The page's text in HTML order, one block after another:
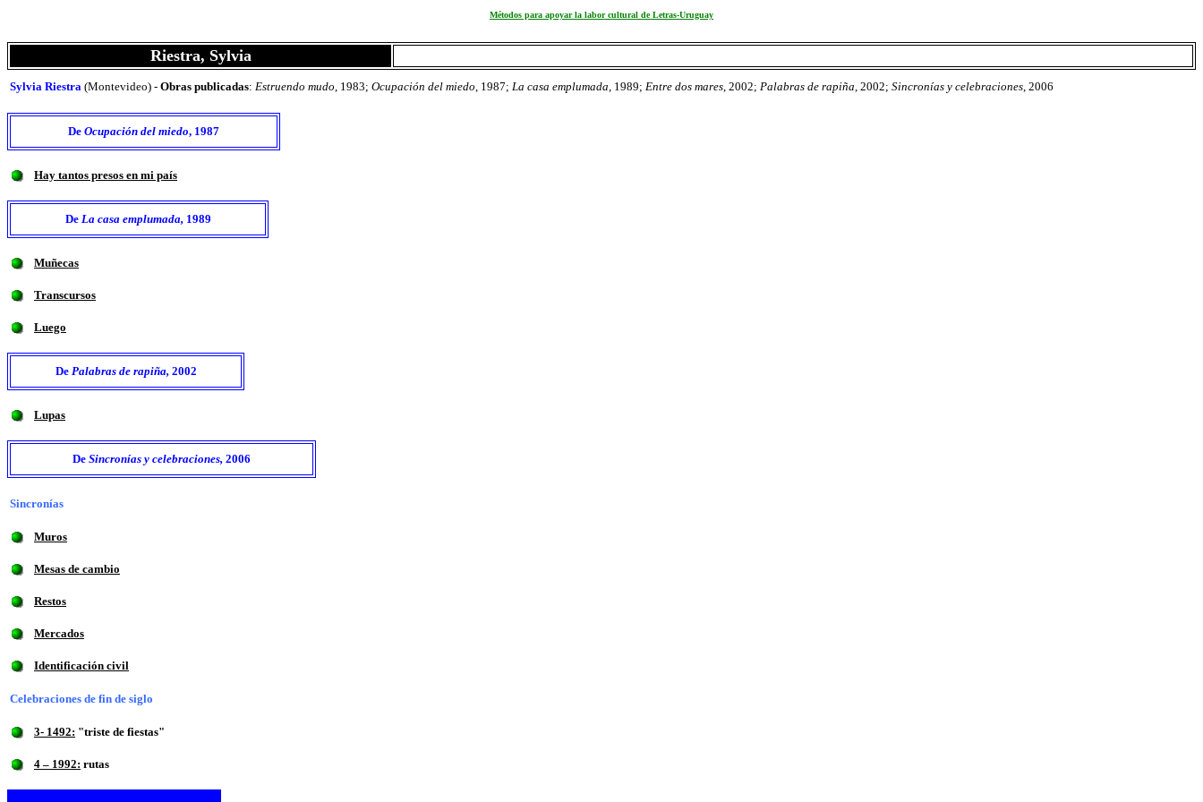
Métodos para apoyar la labor cultural de Letras-Uruguay
Riestra, Sylvia
Sylvia Riestra (Montevideo) - Obras publicadas: Estruendo mudo, 1983; Ocupación del miedo, 1987; La casa emplumada, 1989; Entre dos mares, 2002; Palabras de rapiña, 2002; Sincronías y celebraciones, 2006
De Ocupación del miedo, 1987
Hay tantos presos en mi país
DeLa casa emplumada, 1989
Muñecas
Transcursos
Luego
DePalabras de rapiña, 2002
Lupas
De Sincronías y celebraciones, 2006
Sincronías
Muros
Mesas de cambio
Restos
Mercados
Identificación civil
Celebraciones de fin de siglo
3- 1492: "triste de fiestas"
4 – 1992: rutas